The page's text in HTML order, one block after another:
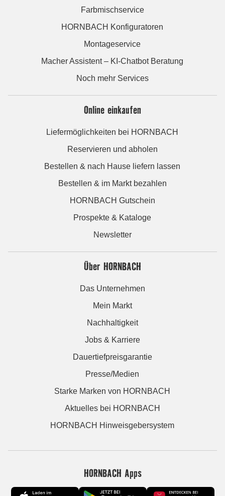
Farbmischservice
HORNBACH Konfiguratoren
Montageservice
Macher Assistent – KI-Chatbot Beratung
Noch mehr Services
Online einkaufen
Liefermöglichkeiten bei HORNBACH
Reservieren und abholen
Bestellen & nach Hause liefern lassen
Bestellen & im Markt bezahlen
HORNBACH Gutschein
Prospekte & Kataloge
Newsletter
Über HORNBACH
Das Unternehmen
Mein Markt
Nachhaltigkeit
Jobs & Karriere
Dauertiefpreisgarantie
Presse/Medien
Starke Marken von HORNBACH
Aktuelles bei HORNBACH
HORNBACH Hinweisgebersystem
HORNBACH Apps